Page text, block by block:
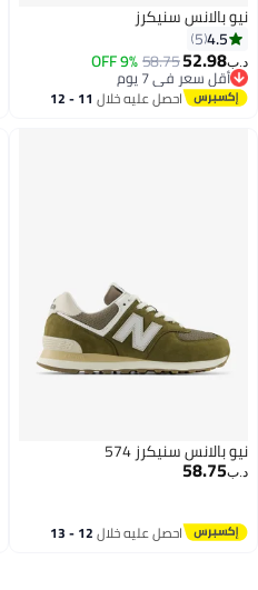
2
نيو بالانس سنيكرز
4.5
5
د.ب‏52.98
58.75
9% OFF
أقل سعر في 7 يوم
أقل سعر في 7 يوماحصل عليه خلال 11 - 12
نيو بالانس سنيكرز 574
د.ب‏58.75
احصل عليه خلال 12 - 13